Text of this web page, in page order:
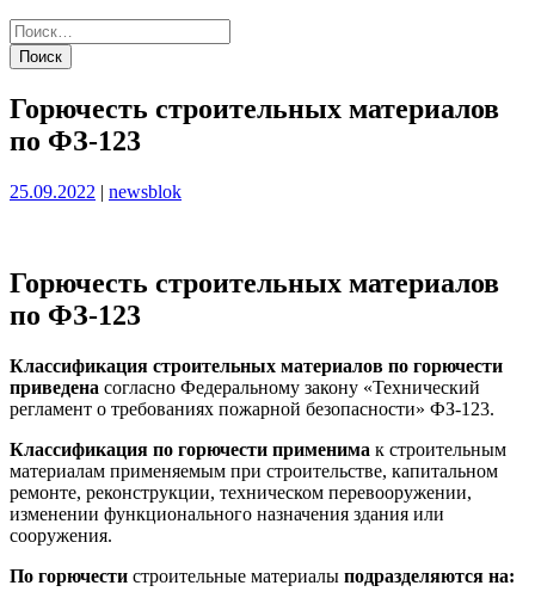
Горючесть строительных материалов
по ФЗ-123
Опубликовано
25.09.2022 | Опубликовано
newsblok
Горючесть строительных материалов
по ФЗ-123
Классификация строительных материалов по горючести
приведена согласно Федеральному закону «Технический
регламент о требованиях пожарной безопасности» ФЗ-123.
Классификация по горючести применима к строительным
материалам применяемым при строительстве, капитальном
ремонте, реконструкции, техническом перевооружении,
изменении функционального назначения здания или
сооружения.
По горючести строительные материалы подразделяются на: